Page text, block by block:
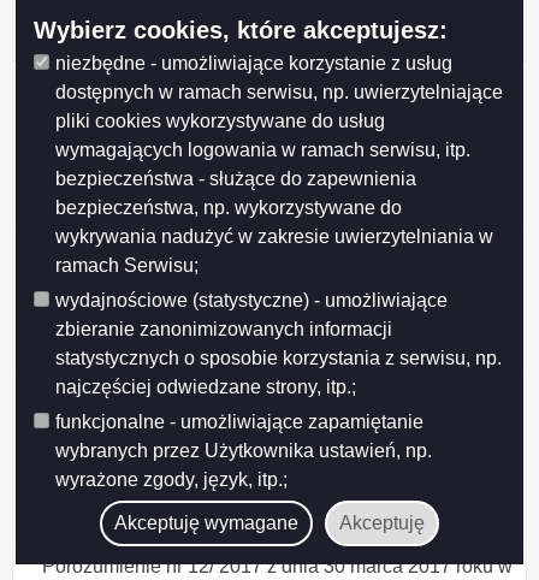
Wybierz cookies, które akceptujesz:
niezbędne - umożliwiające korzystanie z usług
dostępnych w ramach serwisu, np. uwierzytelniające
pliki cookies wykorzystywane do usług
wymagających logowania w ramach serwisu, itp.
bezpieczeństwa - służące do zapewnienia
bezpieczeństwa, np. wykorzystywane do
wykrywania nadużyć w zakresie uwierzytelniania w
ramach Serwisu;
wydajnościowe (statystyczne) - umożliwiające
zbieranie zanonimizowanych informacji
statystycznych o sposobie korzystania z serwisu, np.
najczęściej odwiedzane strony, itp.;
funkcjonalne - umożliwiające zapamiętanie
wybranych przez Użytkownika ustawień, np.
wyrażone zgody, język, itp.;
Akceptuję wymagane Akceptuję
funkcjonu
Porozumienie nr 10/ 2017 z dnia 29 marca 2017 r. w
sprawie ustalenia zasad pokrycia kosztów udzielonej
dotacji w 2017 r. przez Miasto Suwałki na uczniów
zamieszkujących na terenie Gminy Suwałki a
uczęszczających do niepublicznych przedszkoli
funkcjonujący
Porozumienie nr 6/ 2017 z dnia 1 marca 2017 r. w
sprawie prowadzenia zadań publicznych z zakresu
realizacji obowiązku szkolnego przez młodzież z
terenu Gminy Suwałki w publicznych gimnazjach
funkcjonujących na terenie Miasta Suwałk
Porozumienie nr 5/ 2017 z dnia 1 marca 2017 r. w
sprawie prowadzenia zadań publicznych z zakresu
realizacji obowiązku szkolnego przez dzieci z terenu
Gminy Suwałki w publicznych szkołach podstawowych
fukncjonujących na terenie Miasta Suwałk oraz
organizac
Porozumienie nr 12/ 2017 z dnia 30 marca 2017 roku w